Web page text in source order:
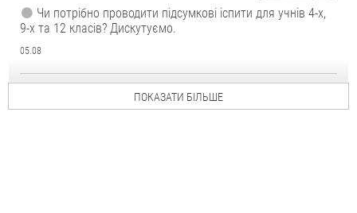
Чи потрібно проводити підсумкові іспити для учнів 4-х,
9-х та 12 класів? Дискутуємо.
05.08
ПОКАЗАТИ БІЛЬШЕ